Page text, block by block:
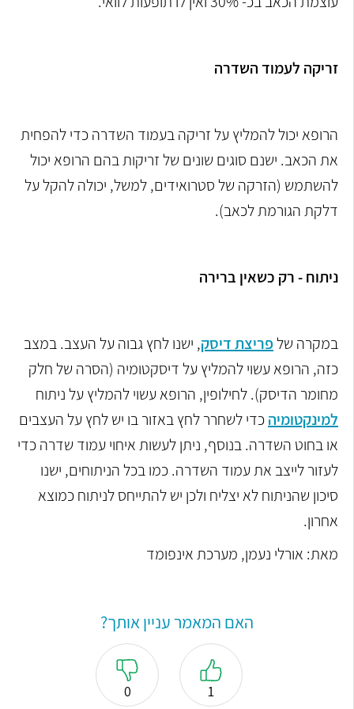
זריקה לעמוד השדרה
הרופא יכול להמליץ על זריקה בעמוד השדרה כדי להפחית
את הכאב. ישנם סוגים שונים של זריקות בהם הרופא יכול
להשתמש (הזרקה של סטרואידים, למשל, יכולה להקל על
דלקת הגורמת לכאב).
ניתוח - רק כשאין ברירה
במקרה של פריצת דיסק, ישנו לחץ גבוה על העצב. במצב
כזה, הרופא עשוי להמליץ על דיסקטומיה (הסרה של חלק
מחומר הדיסק). לחילופין, הרופא עשוי להמליץ על ניתוח
למינקטומיהכדי לשחרר לחץבאזור בו יש לחץ על העצבים
או בחוט השדרה. בנוסף, ניתן לעשות איחוי עמוד שדרה כדי
לעזור לייצב את עמוד השדרה. כמו בכל הניתוחים, ישנו
סיכון שהניתוח לא יצליח ולכן יש להתייחס לניתוח כמוצא
אחרון.
מאת: אורלי נעמן, מערכת אינפומד
האם המאמר עניין אותך?
1
0